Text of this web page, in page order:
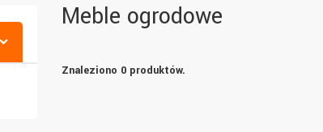
Meble ogrodowe
Znaleziono 0 produktów.